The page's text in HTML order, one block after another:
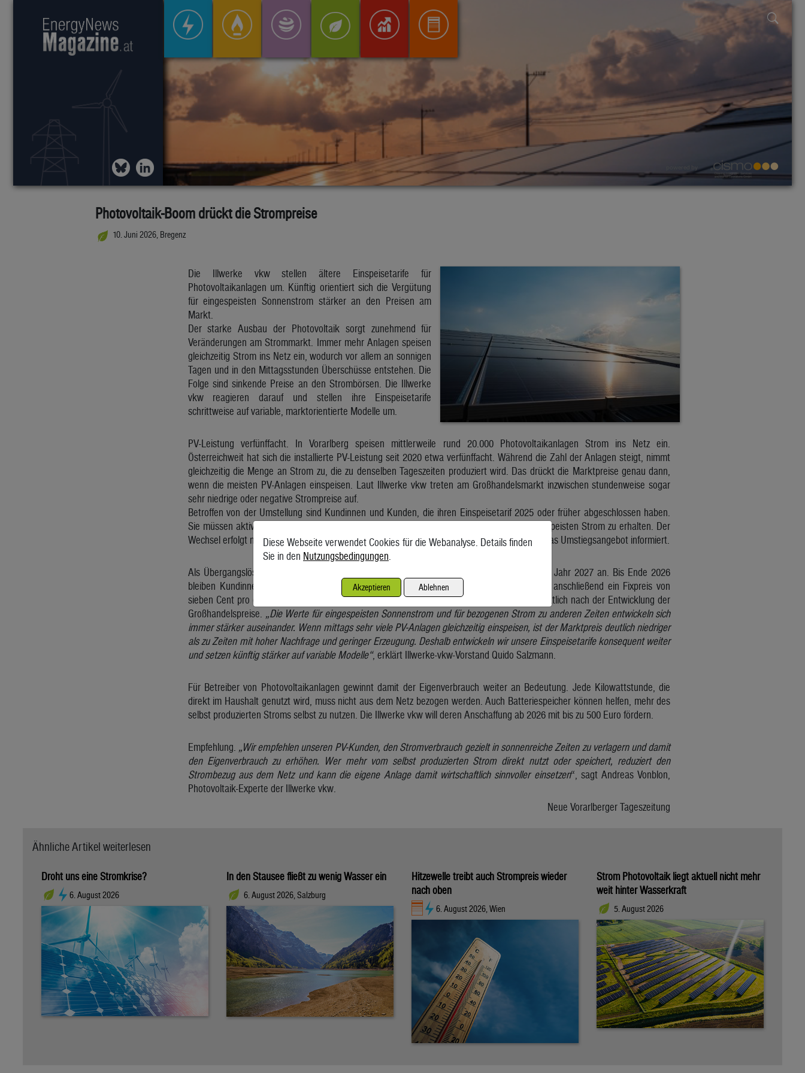
Photovoltaik-Boom drückt die Strompreise
10. Juni 2026, Bregenz
Die Illwerke vkw stellen ältere Einspeisetarife für
Photovoltaikanlagen um. Künftig orientiert sich die Vergütung
für eingespeisten Sonnenstrom stärker an den Preisen am
Markt.
Der starke Ausbau der Photovoltaik sorgt zunehmend für
Veränderungen am Strommarkt. Immer mehr Anlagen speisen
gleichzeitig Strom ins Netz ein, wodurch vor allem an sonnigen
Tagen und in den Mittagsstunden Überschüsse entstehen. Die
Folge sind sinkende Preise an den Strombörsen. Die Illwerke
vkw reagieren darauf und stellen ihre Einspeisetarife
schrittweise auf variable, marktorientierte Modelle um.
PV-Leistung verfünffacht. In Vorarlberg speisen mittlerweile rund 20.000 Photovoltaikanlagen Strom ins Netz ein.
Österreichweit hat sich die installierte PV-Leistung seit 2020 etwa verfünffacht. Während die Zahl der Anlagen steigt, nimmt
gleichzeitig die Menge an Strom zu, die zu denselben Tageszeiten produziert wird. Das drückt die Marktpreise genau dann,
wenn die meisten PV-Anlagen einspeisen. Laut Illwerke vkw treten am Großhandelsmarkt inzwischen stundenweise sogar
sehr niedrige oder negative Strompreise auf.
Betroffen von der Umstellung sind Kundinnen und Kunden, die ihren Einspeisetarif 2025 oder früher abgeschlossen haben.
Sie müssen aktiv auf ein neues Modell wechseln, um auch künftig eine Vergütung für eingespeisten Strom zu erhalten. Der
Wechsel erfolgt nicht automatisch. Die betroffenen Haushalte werden im Juni schriftlich über das Umstiegsangebot informiert.
Als Übergangslösung bieten die Illwerke vkw einen Tarif mit garantierter Vergütung für das Jahr 2027 an. Bis Ende 2026
bleiben Kundinnen und Kunden im bestehenden Tarif. Von Jänner bis Dezember 2027 gilt anschließend ein Fixpreis von
sieben Cent pro eingespeister Kilowattstunde. Ab 2028 richtet sich die Vergütung dann monatlich nach der Entwicklung der
Großhandelspreise. „Die Werte für eingespeisten Sonnenstrom und für bezogenen Strom zu anderen Zeiten entwickeln sich
immer stärker auseinander. Wenn mittags sehr viele PV-Anlagen gleichzeitig einspeisen, ist der Marktpreis deutlich niedriger
als zu Zeiten mit hoher Nachfrage und geringer Erzeugung. Deshalb entwickeln wir unsere Einspeisetarife konsequent weiter
und setzen künftig stärker auf variable Modelle“, erklärt Illwerke-vkw-Vorstand Quido Salzmann.
Für Betreiber von Photovoltaikanlagen gewinnt damit der Eigenverbrauch weiter an Bedeutung. Jede Kilowattstunde, die
direkt im Haushalt genutzt wird, muss nicht aus dem Netz bezogen werden. Auch Batteriespeicher können helfen, mehr des
selbst produzierten Stroms selbst zu nutzen. Die Illwerke vkw will deren Anschaffung ab 2026 mit bis zu 500 Euro fördern.
Empfehlung. „Wir empfehlen unseren PV-Kunden, den Stromverbrauch gezielt in sonnenreiche Zeiten zu verlagern und damit
den Eigenverbrauch zu erhöhen. Wer mehr vom selbst produzierten Strom direkt nutzt oder speichert, reduziert den
Strombezug aus dem Netz und kann die eigene Anlage damit wirtschaftlich sinnvoller einsetzen“, sagt Andreas Vonblon,
Photovoltaik-Experte der Illwerke vkw.
Neue Vorarlberger Tageszeitung
Ähnliche Artikel weiterlesen
Droht uns eine Stromkrise?
6. August 2026
In den Stausee fließt zu wenig Wasser ein
6. August 2026, Salzburg
Hitzewelle treibt auch Strompreis wieder
nach oben
6. August 2026, Wien
Strom Photovoltaik liegt aktuell nicht mehr
weit hinter Wasserkraft
5. August 2026
Diese Webseite verwendet Cookies für die Webanalyse. Details finden
Sie in den Nutzungsbedingungen
Akzeptieren Ablehnen